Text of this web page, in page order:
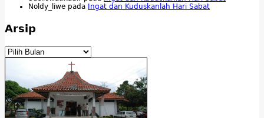
Noldy_liwe pada Ingat dan Kuduskanlah Hari Sabat
Arsip
Arsip